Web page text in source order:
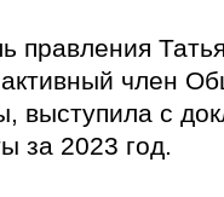
правления
член
выступила с
за 2023 год.